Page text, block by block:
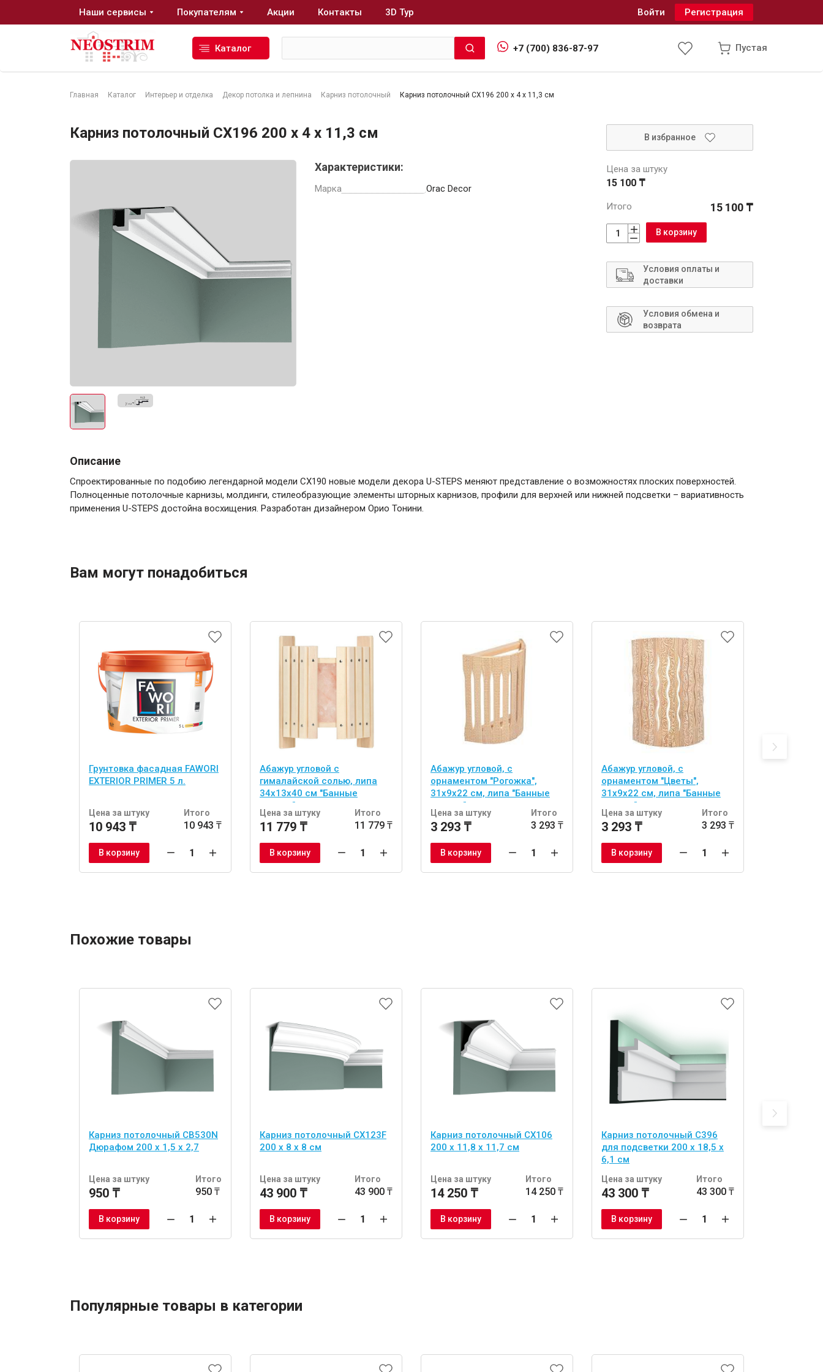
Главная Каталог Интерьер и отделка Декор потолка и лепнина Карниз потолочный Карниз потолочный CX196 200 x 4 x 11,3 см
Карниз потолочный CX196 200 x 4 x 11,3 см
Характеристики:
Марка Orac Decor
В избранное
Цена за штуку
15 100 ₸
Итого 15 100 ₸
В корзину
Условия оплаты и
доставки
Условия обмена и
возврата
Описание
Спроектированные по подобию легендарной модели CX190 новые модели декора U-STEPS меняют представление о возможностях плоских поверхностей.
Полноценные потолочные карнизы, молдинги, стилеобразующие элементы шторных карнизов, профили для верхней или нижней подсветки – вариативность
применения U-STEPS достойна восхищения. Разработан дизайнером Орио Тонини.
Вам могут понадобиться
Грунтовка фасадная FAWORI
EXTERIOR PRIMER 5 л.
Цена за штуку
10 943 ₸
Итого
10 943 ₸
В корзину
Абажур угловой с
гималайской солью, липа
34х13х40 см "Банные
штучки"
Цена за штуку
11 779 ₸
Итого
11 779 ₸
В корзину
Абажур угловой, с
орнаментом "Рогожка",
31х9х22 см, липа "Банные
штучки"
Цена за штуку
3 293 ₸
Итого
3 293 ₸
В корзину
Абажур угловой, с
орнаментом "Цветы",
31х9х22 см, липа "Банные
штучки"
Цена за штуку
3 293 ₸
Итого
3 293 ₸
В корзину
Похожие товары
Карниз потолочный CB530N
Дюрафом 200 x 1,5 x 2,7
Цена за штуку
950 ₸
Итого
950 ₸
В корзину
Карниз потолочный CX123F
200 x 8 x 8 см
Цена за штуку
43 900 ₸
Итого
43 900 ₸
В корзину
Карниз потолочный CX106
200 x 11,8 x 11,7 см
Цена за штуку
14 250 ₸
Итого
14 250 ₸
В корзину
Карниз потолочный C396
для подсветки 200 х 18,5 х
6,1 см
Цена за штуку
43 300 ₸
Итого
43 300 ₸
В корзину
Популярные товары в категории
Наши сервисы Покупателям Акции Контакты 3D Тур Войти Регистрация
Каталог +7 (700) 836-87-97 Пустая
Герметики
Клеи, жидкие гвозди
Водоснабжение и водоотведение
Электро-оборудование Сантехника
Анкеры
Монтажные ленты
Товары для бани и сауны
Оборудование для клининга и уборки